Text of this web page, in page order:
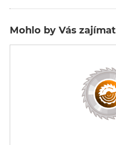
Mohlo by Vás zajímat